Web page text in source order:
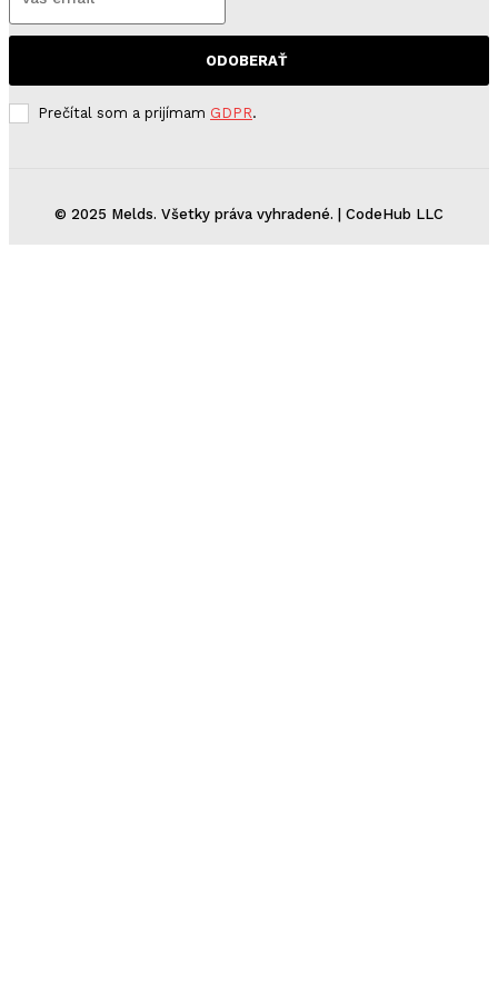
ODOBERAŤ
Prečítal som a prijímam GDPR.
© 2025 Melds. Všetky práva vyhradené. | CodeHub LLC